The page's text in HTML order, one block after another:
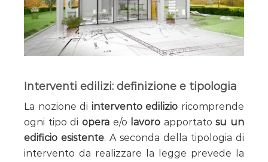
Interventi edilizi: definizione e tipologia
La nozione di intervento edilizio ricomprende
ogni tipo di operae/o lavoro apportatosu un
edificio esistente. A seconda della tipologia di
intervento da realizzare la legge prevede la